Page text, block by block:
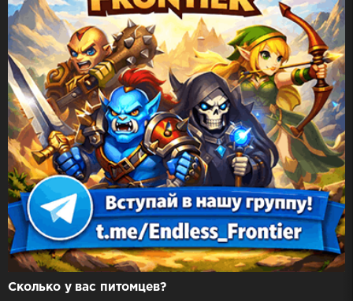
Сколько у вас питомцев?